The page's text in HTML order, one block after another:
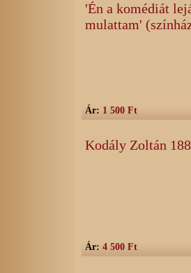
'Én a komédiát
mulattam'
Ár: 1 500 Ft
Kodály Zoltán
Ár: 4 500 Ft